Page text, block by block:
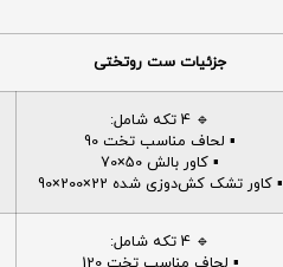
جزئیات ست روتختی
🔹 4 تکه شامل:
▪️ لحاف مناسب تخت 90
▪️ کاور بالش 50×70
▪️ کاور تشک کش‌دوزی شده 22×200×90
🔹 4 تکه شامل: